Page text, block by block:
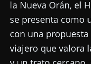
la Nueva Orán, el
se presenta como
con una
viajero que valora